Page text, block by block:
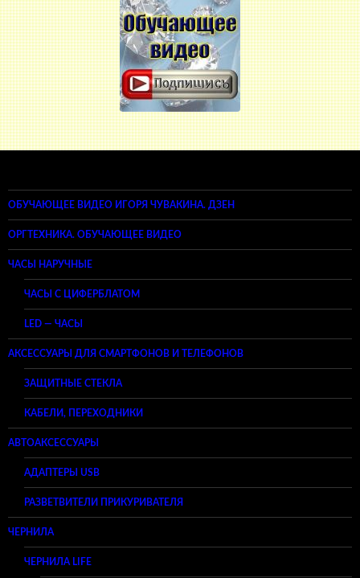
ОБУЧАЮЩЕЕ ВИДЕО ИГОРЯ ЧУВАКИНА. ДЗЕН
ОРГТЕХНИКА. ОБУЧАЮЩЕЕ ВИДЕО
ЧАСЫ НАРУЧНЫЕ
ЧАСЫ С ЦИФЕРБЛАТОМ
LED — ЧАСЫ
АКСЕССУАРЫ ДЛЯ СМАРТФОНОВ И ТЕЛЕФОНОВ
ЗАЩИТНЫЕ СТЕКЛА
КАБЕЛИ, ПЕРЕХОДНИКИ
АВТОАКСЕССУАРЫ
АДАПТЕРЫ USB
РАЗВЕТВИТЕЛИ ПРИКУРИВАТЕЛЯ
ЧЕРНИЛА
ЧЕРНИЛА LIFE